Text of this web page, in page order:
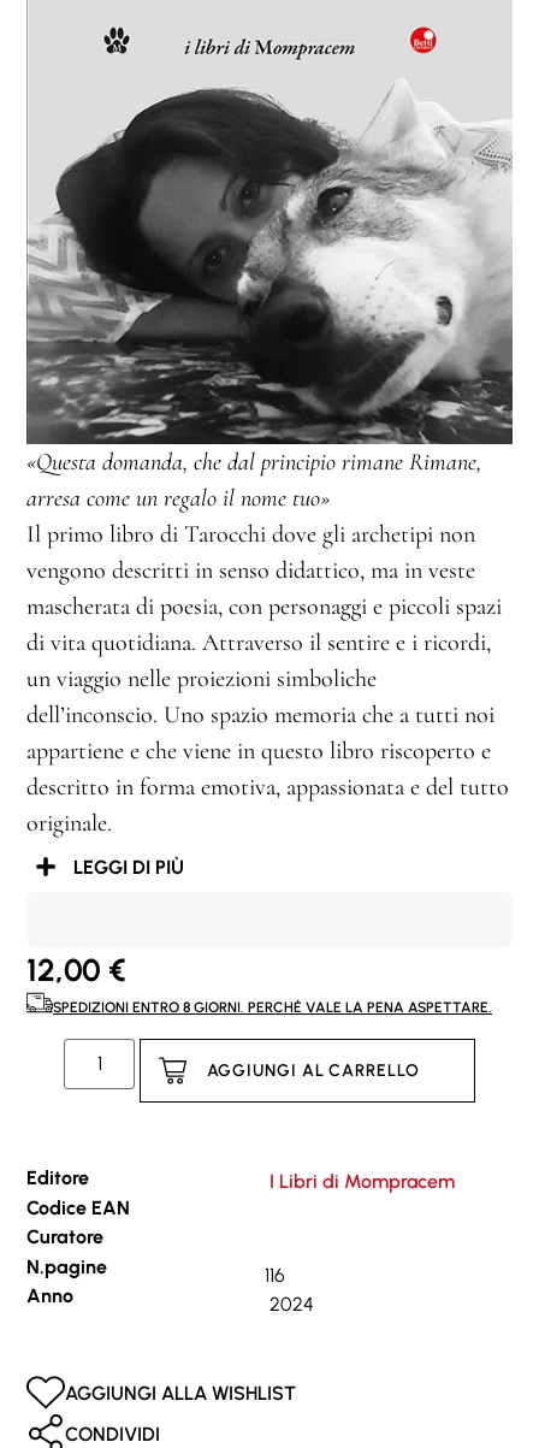
«Questa domanda, che dal principio rimane Rimane,
arresa come un regalo il nome tuo»
Il primo libro di Tarocchi dove gli archetipi non
vengono descritti in senso didattico, ma in veste
mascherata di poesia, con personaggi e piccoli spazi
di vita quotidiana. Attraverso il sentire e i ricordi,
un viaggio nelle proiezioni simboliche
dell’inconscio. Uno spazio memoria che a tutti noi
appartiene e che viene in questo libro riscoperto e
descritto in forma emotiva, appassionata e del tutto
originale.
LEGGI DI PIÙ
12,00 €
SPEDIZIONI ENTRO 8 GIORNI. PERCHÉ VALE LA PENA ASPETTARE.
AGGIUNGI AL CARRELLO
Editore
I Libri di Mompracem
Codice EAN
Curatore
N.pagine
116
Anno
2024
AGGIUNGI ALLA WISHLIST
CONDIVIDI